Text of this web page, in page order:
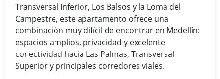
Transversal Inferior, Los Balsos y la Loma del
Campestre, este apartamento ofrece una
combinación muy difícil de encontrar en Medellín:
espacios amplios, privacidad y excelente
conectividad hacia Las Palmas, Transversal
Superior y principales corredores viales.